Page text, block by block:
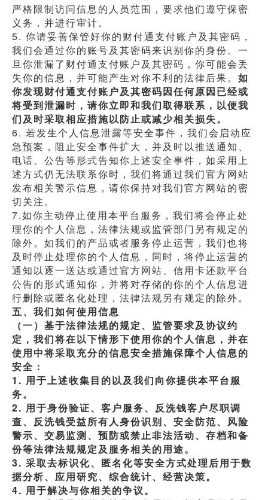
严格限制访问信息的人员范围，要求他们遵守保密
义务，并进行审计。
5. 你请妥善保管好你的财付通支付账户及其密码，
我们会通过你的账号及其密码来识别你的身份。一
旦你泄漏了财付通支付账户及其密码，你可能会丢
失你的信息，并可能产生对你不利的法律后果。 如
你发现财付通支付账户及其密码因任何原因已经或
将受到泄漏时，请你立即和我们取得联系，以便我
们及时采取相应措施以防止或减少相关损失。
6. 若发生个人信息泄露等安全事件，我们会启动应
急预案，阻止安全事件扩大，并及时以推送通知、
电话、公告等形式告知你上述安全事件，如采用上
述方式仍无法联系你时，我们将通过我们官方网站
发布相关警示信息，请你保持对我们官方网站的密
切关注。
7.如你主动停止使用本平台服务，我们将会停止处
理你的个人信息，法律法规或监管部门另有规定的
除外。如我们的产品或者服务停止运营，我们也将
及时停止处理你的个人信息，同时，将停止运营的
通知以逐一送达或通过官方网站、信用卡还款平台
公告的形式通知你，并将对存储的你的个人信息进
行删除或匿名化处理，法律法规另有规定的除外。
五、我们如何使用信息
（一）基于法律法规的规定、监管要求及协议约
定，我们将在以下情形下使用你的个人信息，并在
使用中将采取充分的信息安全措施保障个人信息的
安全：
1. 用于上述收集目的以及我们向你提供本平台服
务。
2. 用于身份验证、客户服务、反洗钱客户尽职调
查、反洗钱受益所有人身份识别、安全防范、风险
警示、交易监测、预防或禁止非法活动、存档和备
份等法律法规规定及服务相关的用途。
3. 采取去标识化、匿名化等安全方式处理后用于数
据分析、应用研究、综合统计、经营决策。
4. 用于解决与你相关的争议。